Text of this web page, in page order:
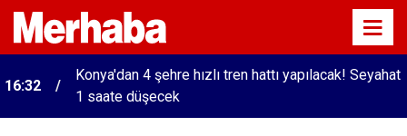
16:32
Konya'dan 4 şehre hızlı tren hattı yapılacak! Seyahat
1 saate düşecek